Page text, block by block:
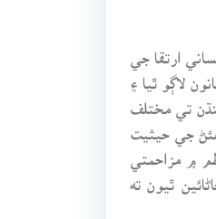
ارتقا جي
لاڳو ٿيا ۽
تي مختلف
جي حيثيت
۾ مزاحمتي
ٿيون ته